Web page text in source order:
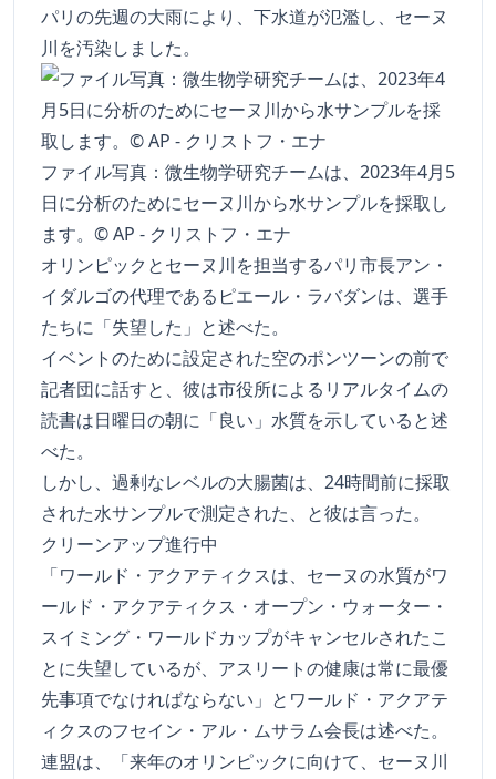
パリの先週の大雨により、下水道が氾濫し、セーヌ
川を汚染しました。
ファイル写真：微生物学研究チームは、2023年4月5
日に分析のためにセーヌ川から水サンプルを採取し
ます。© AP - クリストフ・エナ
オリンピックとセーヌ川を担当するパリ市長アン・
イダルゴの代理であるピエール・ラバダンは、選手
たちに「失望した」と述べた。
イベントのために設定された空のポンツーンの前で
記者団に話すと、彼は市役所によるリアルタイムの
読書は日曜日の朝に「良い」水質を示していると述
べた。
しかし、過剰なレベルの大腸菌は、24時間前に採取
された水サンプルで測定された、と彼は言った。
クリーンアップ進行中
「ワールド・アクアティクスは、セーヌの水質がワ
ールド・アクアティクス・オープン・ウォーター・
スイミング・ワールドカップがキャンセルされたこ
とに失望しているが、アスリートの健康は常に最優
先事項でなければならない」とワールド・アクアテ
ィクスのフセイン・アル・ムサラム会長は述べた。
連盟は、「来年のオリンピックに向けて、セーヌ川